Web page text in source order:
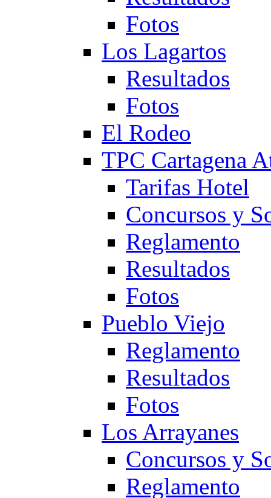
Fotos
Los Lagartos
Resultados
Fotos
El Rodeo
TPC Cartagena
Tarifas Hotel
Concursos y
Reglamento
Resultados
Fotos
Pueblo Viejo
Reglamento
Resultados
Fotos
Los Arrayanes
Concursos y
Reglamento